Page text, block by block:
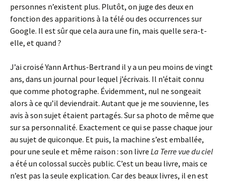
personnes n’existent plus. Plutôt, on juge des deux en
fonction des apparitions à la télé ou des occurrences sur
Google. Il est sûr que cela aura une fin, mais quelle sera-t-
elle, et quand ?
J’ai croisé Yann Arthus-Bertrand il y a un peu moins de vingt
ans, dans un journal pour lequel j’écrivais. Il n’était connu
que comme photographe. Évidemment, nul ne songeait
alors à ce qu’il deviendrait. Autant que je me souvienne, les
avis à son sujet étaient partagés. Sur sa photo de même que
sur sa personnalité. Exactement ce qui se passe chaque jour
au sujet de quiconque. Et puis, la machine s’est emballée,
pour une seule et même raison : son livre La Terre vue du ciel
a été un colossal succès public. C’est un beau livre, mais ce
n’est pas la seule explication. Car des beaux livres, il en est